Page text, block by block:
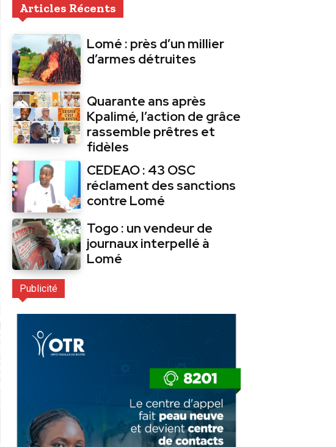
Articles Récents
Lomé : près d’un millier
d’armes détruites
Quarante ans après
Kpalimé, l’action de grâce
rassemble prêtres et
fidèles
CEDEAO : 43 OSC
réclament des sanctions
contre Lomé
Togo : un vendeur de
journaux interpellé à
Lomé
Publicité